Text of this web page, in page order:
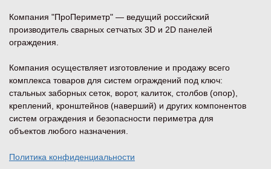
Компания "ПроПериметр" — ведущий российский
производитель сварных сетчатых 3D и 2D панелей
ограждения.
Компания осуществляет изготовление и продажу всего
комплекса товаров для систем ограждений под ключ:
стальных заборных сеток, ворот, калиток, столбов (опор),
креплений, кронштейнов (наверший) и других компонентов
систем ограждения и безопасности периметра для
объектов любого назначения.
Политика конфиденциальности